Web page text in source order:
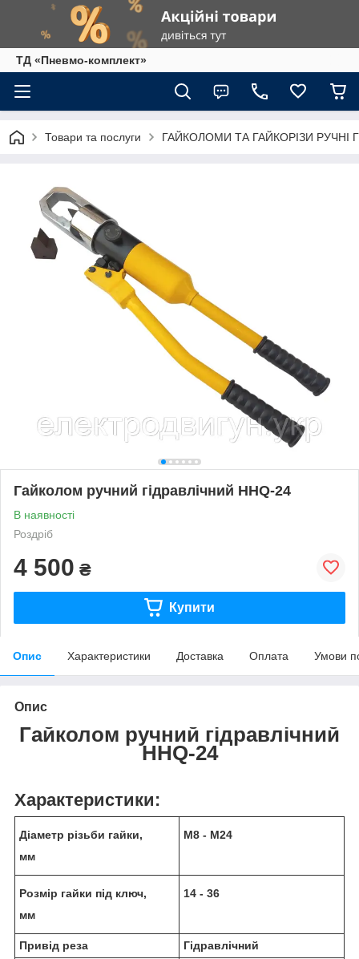
ТД «Пневмо-комплект»
Товари та послуги ГАЙКОЛОМИ ТА ГАЙКОРІЗИ РУЧНІ
Гайколом ручний гідравлічний HHQ-24
В наявності
Роздріб
4 500 ₴
Купити
Опис Характеристики Доставка Оплата Умови
Опис
Гайколом ручний гідравлічний
HHQ-24
Характеристики:
Діаметр різьби гайки,
мм
М8 - М24
Розмір гайки під ключ,
мм
14 - 36
Привід реза
Гідравлічний